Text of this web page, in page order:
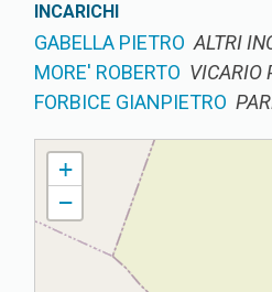
INCARICHI
GABELLA PIETRO ALTRI
MORE' ROBERTO VICARIO
FORBICE GIANPIETRO
LONGHENA PARROCCHIA DEI SANTI
+
−